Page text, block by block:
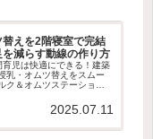
えを2階寝室で完結
減らす動線の作り方
児は快適にできる！建築
乳・オムツ替えをスムー
ク＆オムツステーショ
けや夫婦の寝方までリア
2025.07.11